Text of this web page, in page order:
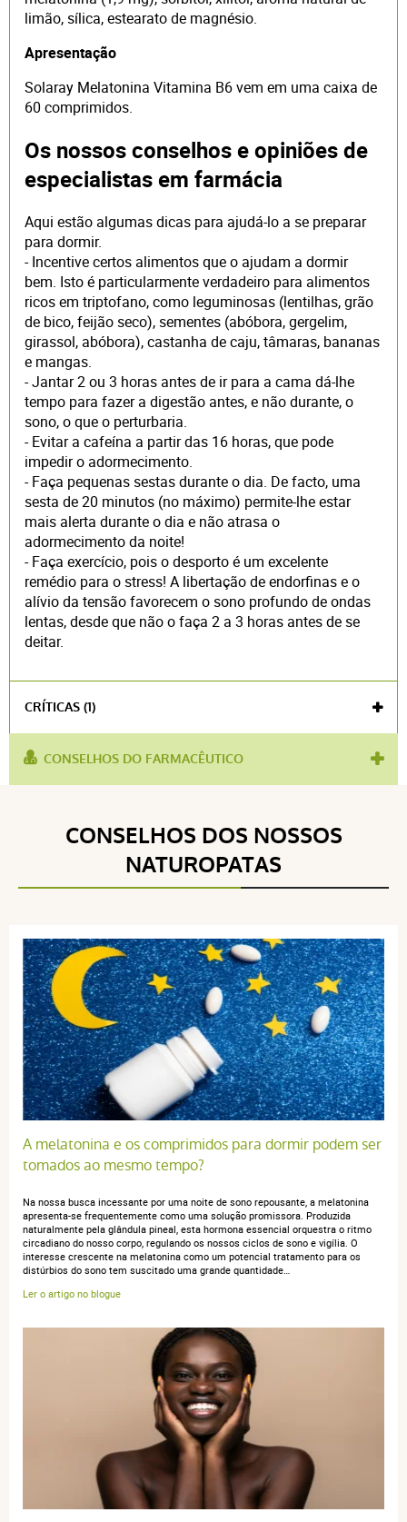
limão, sílica, estearato de magnésio.
Apresentação
Solaray Melatonina Vitamina B6 vem em uma caixa de
60 comprimidos.
Os nossos conselhos e opiniões de
especialistas em farmácia
Aqui estão algumas dicas para ajudá-lo a se preparar
para dormir.
- Incentive certos alimentos que o ajudam a dormir
bem. Isto é particularmente verdadeiro para alimentos
ricos em triptofano, como leguminosas (lentilhas, grão
de bico, feijão seco), sementes (abóbora, gergelim,
girassol, abóbora), castanha de caju, tâmaras, bananas
e mangas.
- Jantar 2 ou 3 horas antes de ir para a cama dá-lhe
tempo para fazer a digestão antes, e não durante, o
sono, o que o perturbaria.
- Evitar a cafeína a partir das 16 horas, que pode
impedir o adormecimento.
- Faça pequenas sestas durante o dia. De facto, uma
sesta de 20 minutos (no máximo) permite-lhe estar
mais alerta durante o dia e não atrasa o
adormecimento da noite!
- Faça exercício, pois o desporto é um excelente
remédio para o stress! A libertação de endorfinas e o
alívio da tensão favorecem o sono profundo de ondas
lentas, desde que não o faça 2 a 3 horas antes de se
deitar.
CRÍTICAS (1)
Avis soumis à un contrôle
5 / 5
(1Críticas)
5 étoiles
1
4 étoiles
0
3 étoiles
0
2 étoiles
0
1 étoile
0
Trier l'affichage des avis
anonymous a.publié le 19 février 2022 suite à une commande du
07 février 2022
5 / 5
Excellent ! Je le trouve mieux que d’autres produits de
Melatonine que j’avais deja essayes. Et j’aime
beaucoup la prise sublinguale.
CONSELHOS DO FARMACÊUTICO
o produto contém :
melatonina
CONSELHOS DOS NOSSOS
NATUROPATAS
A melatonina e os comprimidos para dormir podem ser
tomados ao mesmo tempo?
Na nossa busca incessante por uma noite de sono repousante, a melatonina
apresenta-se frequentemente como uma solução promissora. Produzida
naturalmente pela glândula pineal, esta hormona essencial orquestra o ritmo
circadiano do nosso corpo, regulando os nossos ciclos de sono e vigília. O
interesse crescente na melatonina como um potencial tratamento para os
distúrbios do sono tem suscitado uma grande quantidade…
Ler o artigo no blogue